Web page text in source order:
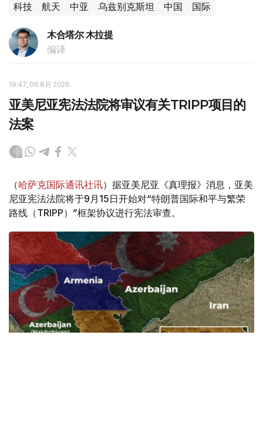
科技 航天 中亚 乌兹别克斯坦 中国 国际
木合塔尔 木拉提
编译
19:47, 06 8月 2026
亚美尼亚宪法法院将审议有关TRIPP项目的
法案
（哈萨克国际通讯社讯）据亚美尼亚《真理报》消息，亚美
尼亚宪法法院将于9月15日开始对“特朗普国际和平与繁荣
路线（TRIPP）”框架协议进行宪法审查。